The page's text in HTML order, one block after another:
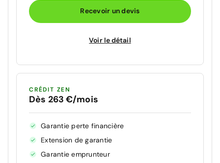
Recevoir un devis
Voir le détail
CRÉDIT ZEN
Dès 263 €/mois
Garantie perte financière
Extension de garantie
Garantie emprunteur